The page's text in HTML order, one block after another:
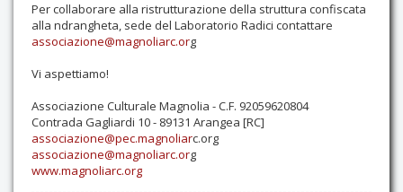
Per collaborare alla ristrutturazione della struttura confiscata
alla ndrangheta, sede del Laboratorio Radici contattare
associazione@magnoliarc.org
Vi aspettiamo!
Associazione Culturale Magnolia - C.F. 92059620804
Contrada Gagliardi 10 - 89131 Arangea [RC]
associazione@pec.magnoliarc.org
associazione@magnoliarc.org
www.magnoliarc.org